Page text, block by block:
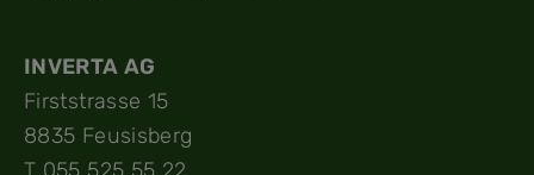
INVERTA AG
Firststrasse 15
8835 Feusisberg